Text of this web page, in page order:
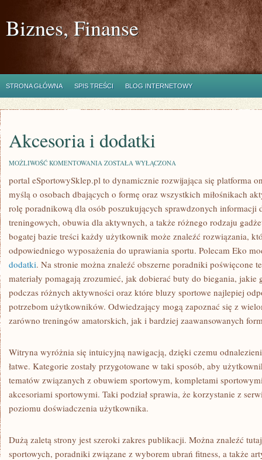
Biznes, Finanse
STRONA GŁÓWNA SPIS TREŚCI BLOG INTERNETOWY
Akcesoria i dodatki
MOŻLIWOŚĆ KOMENTOWANIA AKCESORIA
DODATKI
ZOSTAŁA WYŁĄCZONA
portal eSportowySklep.pl to dynamicznie rozwijająca się platforma
myślą o osobach dbających o formę oraz wszystkich miłośnikach
rolę poradnikową dla osób poszukujących sprawdzonych informacji
treningowych, obuwia dla aktywnych, a także różnego rodzaju
bogatej bazie treści każdy użytkownik może znaleźć rozwiązania,
odpowiedniego wyposażenia do uprawiania sportu. Polecam Eko
dodatki. Na stronie można znaleźć obszerne poradniki poświęcone
materiały pomagają zrozumieć, jak dobierać buty do biegania, jakie
podczas różnych aktywności oraz które bluzy sportowe najlepiej
potrzebom użytkowników. Odwiedzający mogą zapoznać się z
zarówno treningów amatorskich, jak i bardziej zaawansowanych
Witryna wyróżnia się intuicyjną nawigacją, dzięki czemu
łatwe. Kategorie zostały przygotowane w taki sposób, aby
tematów związanych z obuwiem sportowym, kompletami
akcesoriami sportowymi. Taki podział sprawia, że korzystanie z
poziomu doświadczenia użytkownika.
Dużą zaletą strony jest szeroki zakres publikacji. Można znaleźć
sportowych, poradniki związane z wyborem ubrań fitness, a także